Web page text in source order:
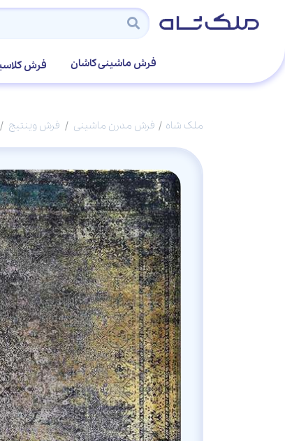
فرش ماشینی کاشان فرش
ملک شاه فرش مدرن ماشینی فرش وینتیج